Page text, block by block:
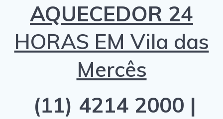
AQUECEDOR 24
HORAS EM Vila das
Mercês
(11) 4214 2000 |